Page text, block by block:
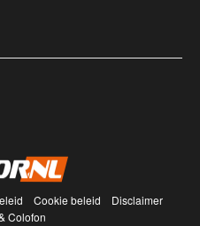
Cookie beleid
Disclaimer
Colofon